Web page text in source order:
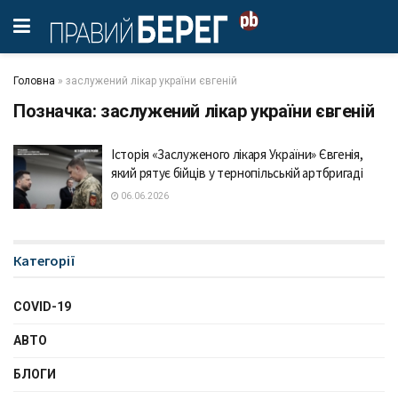
Головна » заслужений лікар україни євгеній
Позначка: заслужений лікар україни євгеній
Історія «Заслуженого лікаря України» Євгенія,
який рятує бійців у тернопільській артбригаді
06.06.2026
Категорії
COVID-19
АВТО
БЛОГИ